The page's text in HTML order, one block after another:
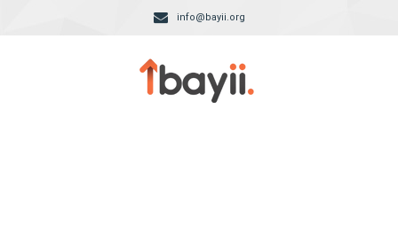
info@bayii.org